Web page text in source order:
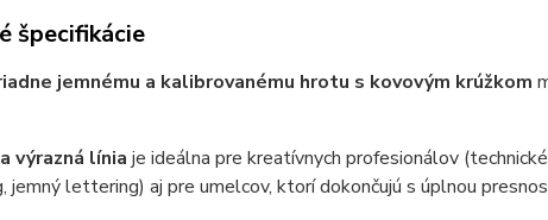
špecifikácie
jemnému a kalibrovanému hrotu s kovovým krúžkom
výrazná línia je ideálna pre kreatívnych profesionálov
jemný lettering) aj pre umelcov, ktorí dokončujú s úplnou